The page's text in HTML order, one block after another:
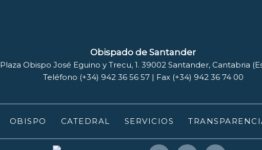
Obispado de Santander
Plaza Obispo José Eguino y Trecu, 1. 39002 Santander, Cantabria
Teléfono (+34) 942 36 56 57 | Fax (+34) 942 36 74 00
OBISPO CATEDRAL SERVICIOS